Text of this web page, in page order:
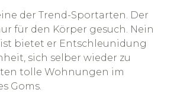
der Trend-Sportarten. Der
für den Körper gesuch. Nein
bietet er Entschleunidung
sich selber wieder zu
tolle Wohnungen im
Goms.